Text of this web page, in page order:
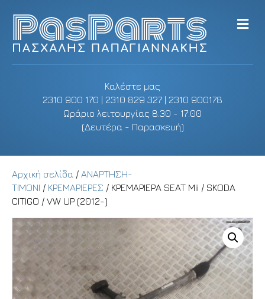
Καλέστε μας
2310 900 170 | 2310 829 327 | 2310 900178
Ωράριο λειτουργίας 8:30 - 17:00
(Δευτέρα - Παρασκευή)
M
e
Αρχική σελίδα / ΑΝΑΡΤΗΣΗ-
ΤΙΜΟΝΙ / ΚΡΕΜΑΡΙΕΡΕΣ / ΚΡΕΜΑΡΙΕΡΑ SEAT Mii / SKODA
CITIGO / VW UP (2012-)